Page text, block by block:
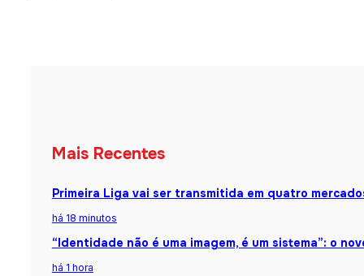
Mais Recentes
Primeira Liga vai ser transmitida em quatro
há 18 minutos
“Identidade não é uma imagem, é um sistema”: o
há 1 hora